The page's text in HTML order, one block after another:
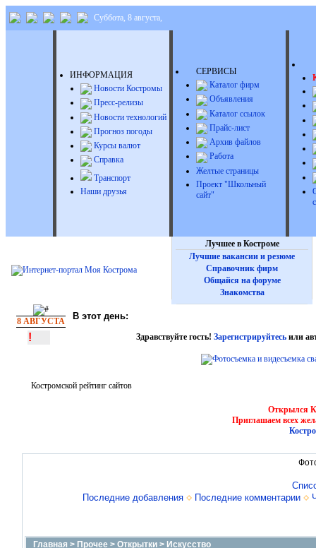
Суббота, 8 августа,
ИНФОРМАЦИЯ
Новости Костромы
Пресс-релизы
Новости технологий
Прогноз погоды
Курсы валют
Справка
Транспорт
Наши друзья
СЕРВИСЫ
Каталог фирм
Объявления
Каталог ссылок
Прайс-лист
Архив файлов
Работа
Желтые страницы
Проект "Школьный
сайт"
Лучшее в Костроме
Лучшие вакансии и резюме
Справочник фирм
Общайся на форуме
Знакомства
8 АВГУСТА В этот день:
! Здравствуйте гость! Зарегистрируйтесьили
Костромской рейтинг сайтов
Открылся
Приглашаем всех
Последние добавления
Последние комментарии
Главная > Прочее> Открытки> Искусство